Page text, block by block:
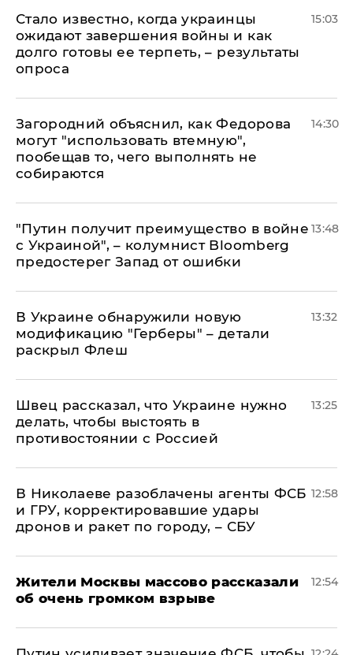
Стало известно, когда украинцы
ожидают завершения войны и как
долго готовы ее терпеть, – результаты
опроса
15:03
Загородний объяснил, как Федорова
могут "использовать втемную",
пообещав то, чего выполнять не
собираются
14:30
"Путин получит преимущество в войне
с Украиной", – колумнист Bloomberg
предостерег Запад от ошибки
13:48
В Украине обнаружили новую
модификацию "Герберы" – детали
раскрыл Флеш
13:32
Швец рассказал, что Украине нужно
делать, чтобы выстоять в
противостоянии с Россией
13:25
В Николаеве разоблачены агенты ФСБ
и ГРУ, корректировавшие удары
дронов и ракет по городу, – СБУ
12:58
Жители Москвы массово рассказали
об очень громком взрыве
12:54